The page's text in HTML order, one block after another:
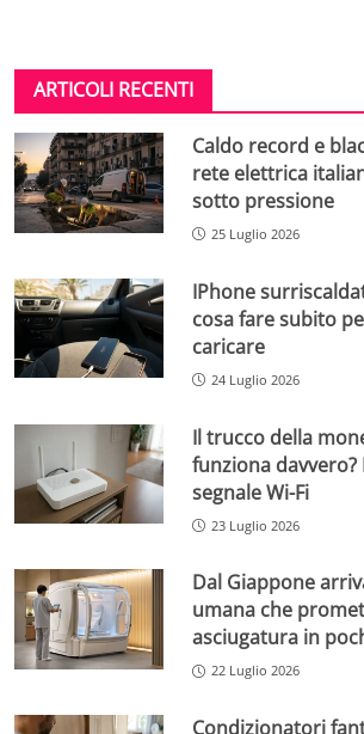
ARTICOLI RECENTI
Caldo record e
rete elettrica
sotto pressione
25 Luglio 2026
IPhone
cosa fare subito
caricare
24 Luglio 2026
Il trucco della
funziona davvero?
segnale Wi-Fi
23 Luglio 2026
Dal Giappone
umana che
asciugatura in
22 Luglio 2026
Condizionatori